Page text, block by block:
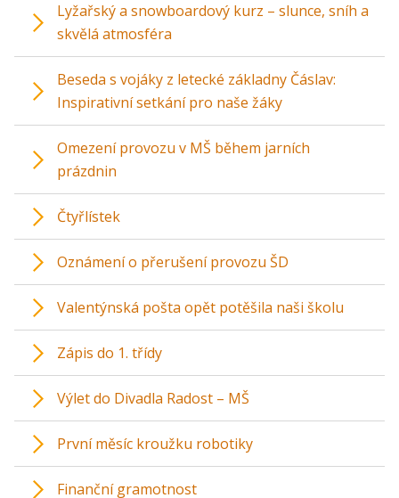
Lyžařský a snowboardový kurz – slunce, sníh a
skvělá atmosféra
Beseda s vojáky z letecké základny Čáslav:
Inspirativní setkání pro naše žáky
Omezení provozu v MŠ během jarních
prázdnin
Čtyřlístek
Oznámení o přerušení provozu ŠD
Valentýnská pošta opět potěšila naši školu
Zápis do 1. třídy
Výlet do Divadla Radost – MŠ
První měsíc kroužku robotiky
Finanční gramotnost